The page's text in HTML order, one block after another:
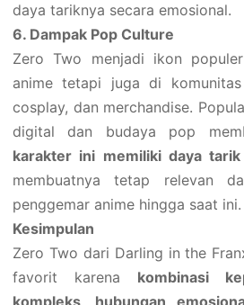
daya tariknya secara emosional.
6. Dampak Pop Culture
Zero Two menjadi ikon
anime tetapi juga di
cosplay, dan merchandise.
digital dan budaya pop
karakter ini memiliki daya
membuatnya tetap relevan
penggemar anime hingga saat ini.
Kesimpulan
Zero Two dari Darling in the
favorit karena kombinasi
kompleks, hubungan